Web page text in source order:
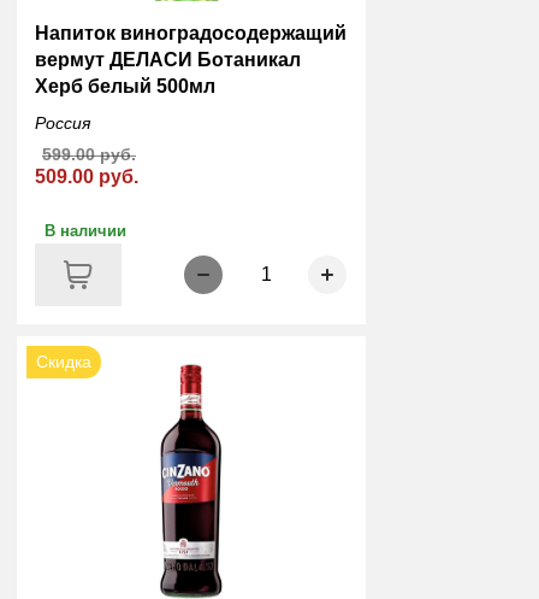
Напиток виноградосодержащий
вермут ДЕЛАСИ Ботаникал
Херб белый 500мл
Россия
509.00 руб.
599.00 руб.
В наличии
1
Скидка